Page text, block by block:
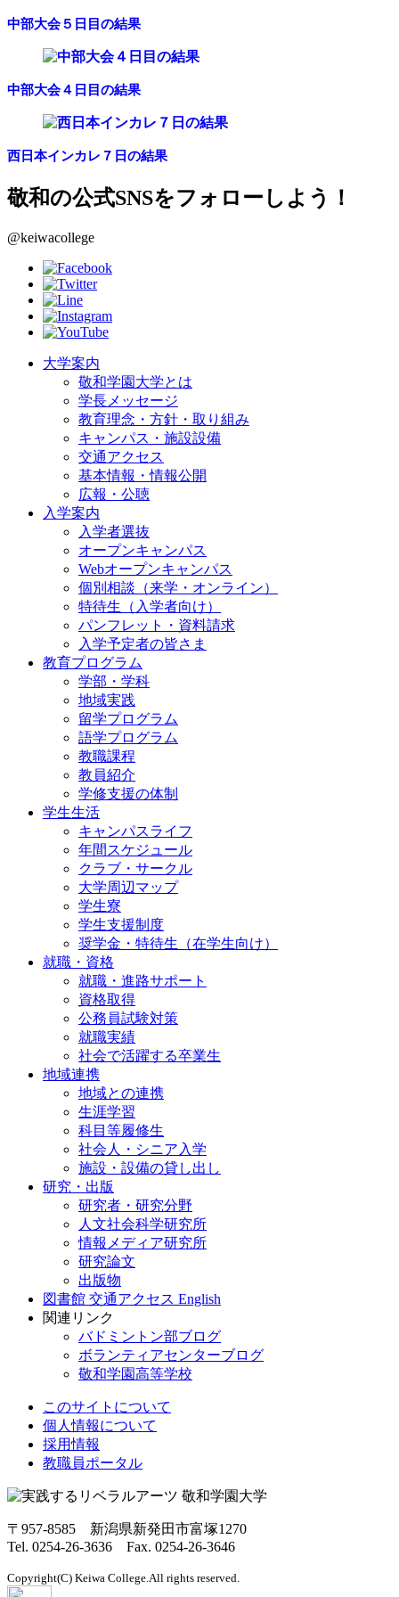
中部大会５日目の結果
中部大会４日目の結果
西日本インカレ７日の結果
敬和の公式SNSをフォローしよう！
@keiwacollege
大学案内
敬和学園大学とは
学長メッセージ
教育理念・方針・取り組み
キャンパス・施設設備
交通アクセス
基本情報・情報公開
広報・公聴
入学案内
入学者選抜
オープンキャンパス
Webオープンキャンパス
個別相談（来学・オンライン）
特待生（入学者向け）
パンフレット・資料請求
入学予定者の皆さま
教育プログラム
学部・学科
地域実践
留学プログラム
語学プログラム
教職課程
教員紹介
学修支援の体制
学生生活
キャンパスライフ
年間スケジュール
クラブ・サークル
大学周辺マップ
学生寮
学生支援制度
奨学金・特待生（在学生向け）
就職・資格
就職・進路サポート
資格取得
公務員試験対策
就職実績
社会で活躍する卒業生
地域連携
地域との連携
生涯学習
科目等履修生
社会人・シニア入学
施設・設備の貸し出し
研究・出版
研究者・研究分野
人文社会科学研究所
情報メディア研究所
研究論文
出版物
図書館 交通アクセス English
関連リンク
バドミントン部ブログ
ボランティアセンターブログ
敬和学園高等学校
このサイトについて
個人情報について
採用情報
教職員ポータル
〒957-8585 新潟県新発田市富塚1270
Tel. 0254-26-3636 Fax. 0254-26-3646
Copyright(C) Keiwa College.All rights reserved.